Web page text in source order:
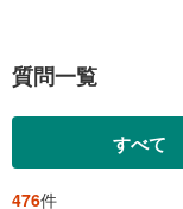
質問一覧
すべて
476件